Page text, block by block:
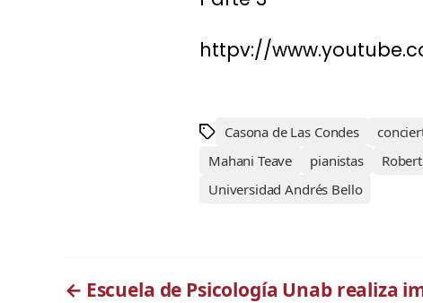
httpv://
Casona de Las Condes
Mahani Teave
pianistas
Universidad Andrés Bello
← Escuela de Psicología Unab realiza